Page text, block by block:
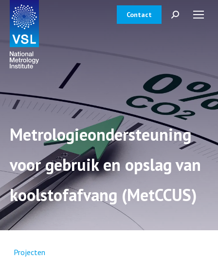
Contact Zoeken:
Metrologieondersteuning
voor gebruik en opslag van
koolstofafvang (MetCCUS)
Projecten